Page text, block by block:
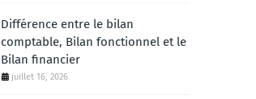
Différence entre le bilan
comptable, Bilan fonctionnel et le
Bilan financier
juillet 16, 2026